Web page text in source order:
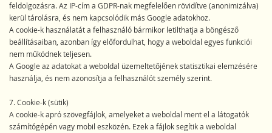
feldolgozásra. Az IP-cím a GDPR-nak megfelelően rövidítve (anonimizálva)
kerül tárolásra, és nem kapcsolódik más Google adatokhoz.
A cookie-k használatát a felhasználó bármikor letilthatja a böngésző
beállításaiban, azonban így előfordulhat, hogy a weboldal egyes funkciói
nem működnek teljesen.
A Google az adatokat a weboldal üzemeltetőjének statisztikai elemzésére
használja, és nem azonosítja a felhasználót személy szerint.
7. Cookie-k (sütik)
A cookie-k apró szövegfájlok, amelyeket a weboldal ment el a látogatók
számítógépén vagy mobil eszközén. Ezek a fájlok segítik a weboldal